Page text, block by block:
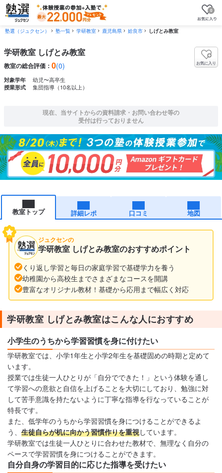
0
塾選（ジュクセン） 塾一覧 学研教室 鹿児島県 姶良市 しげとみ教室
学研教室 しげとみ教室
教室の総合評価： 0(0) お気に入り
対象学年 幼児〜高卒生
授業形式 集団指導（10名以上）
現在、当サイトからの資料請求・お問い合わせ等の
受付は行っておりません
教室トップ 詳細レポ 口コミ 地図
ジュクセンの
学研教室 しげとみ教室のおすすめポイント
くり返し学習と毎日の家庭学習で基礎学力を養う
幼稚園から高校生までさまざまなコースを開講
豊富なオリジナル教材！基礎から応用まで幅広く対応
学研教室 しげとみ教室はこんな人におすすめ
小学生のうちから学習習慣を身に付けたい
学研教室では、小学1年生と小学2年生を基礎固めの時期と定めて
います。
授業では生徒一人ひとりが「自分でできた！」という体験を通し
て学習への意欲と自信を上げることを大切にしており、勉強に対
して苦手意識を持たないように丁寧な指導を行なっていることが
特長です。
また、低学年のうちから学習習慣を身につけることができるよ
う、 生徒自らが机に向かう習慣作りを重視しています。
学研教室では生徒一人ひとりに合わせた教材で、無理なく自分の
ペースで学習習慣を身につけることができます。
自分自身の学習目的に応じた指導を受けたい